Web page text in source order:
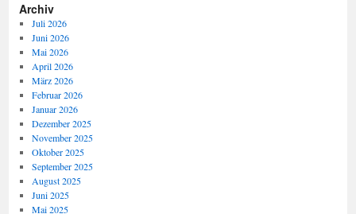
Archiv
Juli 2026
Juni 2026
Mai 2026
April 2026
März 2026
Februar 2026
Januar 2026
Dezember 2025
November 2025
Oktober 2025
September 2025
August 2025
Juni 2025
Mai 2025